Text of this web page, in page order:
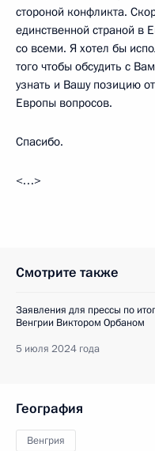
стороной конфликта.
единственной страной в
со всеми. Я хотел бы
того чтобы обсудить с
узнать и Вашу позицию
Европы вопросов.
Спасибо.
<…>
Смотрите также
Заявления для прессы по
Венгрии Виктором Орбаном
5 июля 2024 года
География
Венгрия